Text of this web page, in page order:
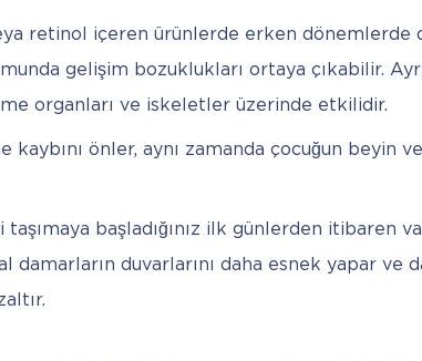
retinol içeren ürünlerde erken dönemlerde
gelişim bozuklukları ortaya çıkabilir.
organları ve iskeletler üzerinde etkilidir.
kaybını önler, aynı zamanda çocuğun beyin
taşımaya başladığınız ilk günlerden itibaren
damarların duvarlarını daha esnek yapar ve